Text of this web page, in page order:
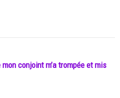
mon conjoint m’a trompée et mis